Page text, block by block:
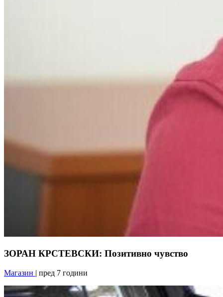
ЗОРАН КРСТЕВСКИ: Позитивно чувство
Магазин | пред 7 години